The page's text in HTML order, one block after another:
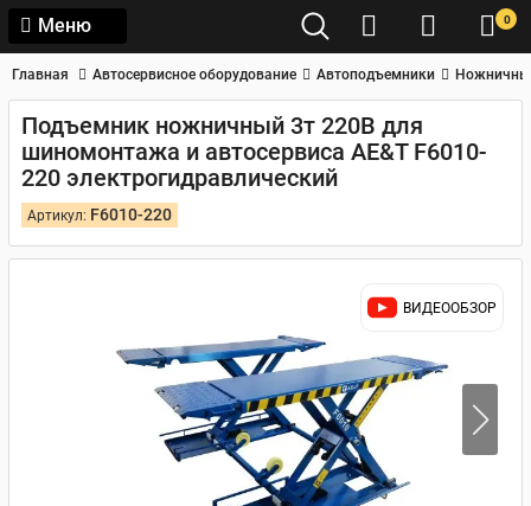
Меню 0
Главная Автосервисное оборудование Автоподъемники
Подъемник ножничный 3т 220В для
шиномонтажа и автосервиса AE&T F6010-
220 электрогидравлический
Артикул: F6010-220
ВИДЕООБЗОР